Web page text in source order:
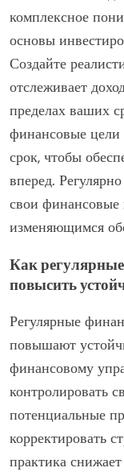
Какие
улучшить
и
Чтобы улучшить
благосостояние,
составлении
комплексное
основы
Создайте
отслеживает
пределах ваших
финансовые цели